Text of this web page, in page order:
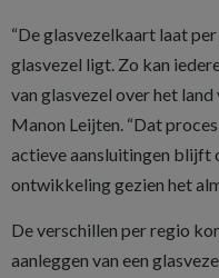
“De glasvezelkaart laat
glasvezel ligt. Zo kan
van glasvezel over het
Manon Leijten. “Dat
actieve aansluitingen blijft
ontwikkeling gezien het
De verschillen per regio
aanleggen van een